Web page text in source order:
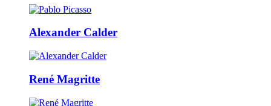
Alexander Calder
René Magritte